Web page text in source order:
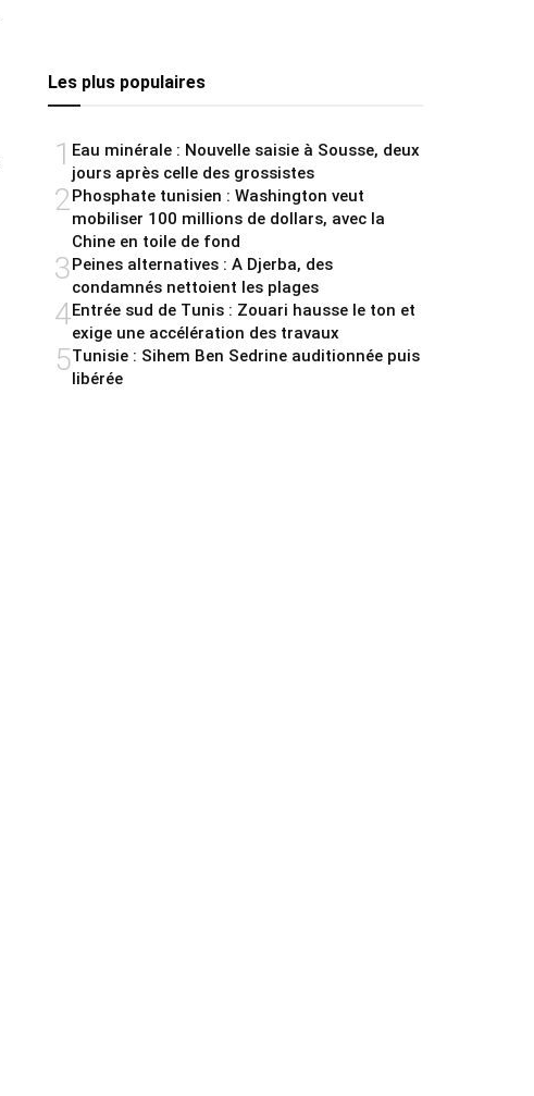
Les plus populaires
1 Eau minérale : Nouvelle saisie à Sousse, deux
jours après celle des grossistes
2Phosphate tunisien : Washington veut
mobiliser 100 millions de dollars, avec la
Chine en toile de fond
3Peines alternatives : A Djerba, des
condamnés nettoient les plages
4Entrée sud de Tunis : Zouari hausse le ton et
exige une accélération des travaux
5Tunisie : Sihem Ben Sedrine auditionnée puis
libérée